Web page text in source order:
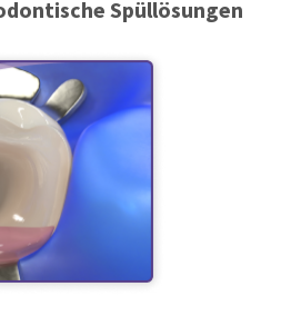
Spüllösungen